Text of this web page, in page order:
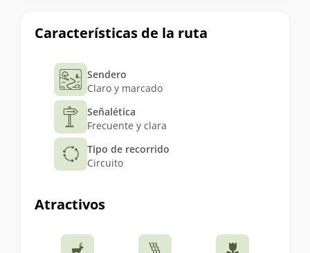
Características de la ruta
Sendero
Claro y marcado
Señalética
Frecuente y clara
Tipo de recorrido
Circuito
Atractivos